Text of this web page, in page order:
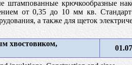
штампованные крючкообразные
от 0,35 до 10 мм кв. Стандарт
а также для щеток
хвостовиком,